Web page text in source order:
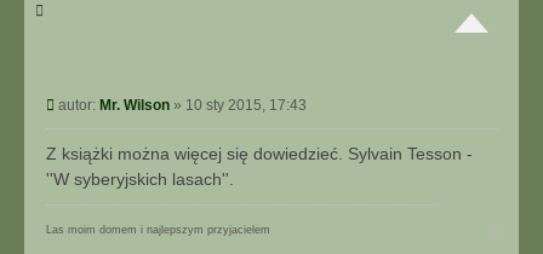
s
P
o
s
autor: Mr. Wilson » 10 sty 2015, 17:43
Z książki można więcej się dowiedzieć. Sylvain Tesson -
''W syberyjskich lasach''.
Las moim domem i najlepszym przyjacielem